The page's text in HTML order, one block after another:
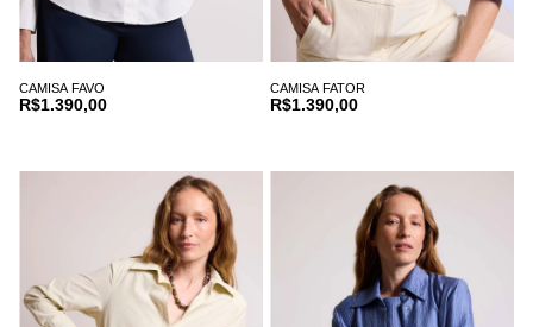
CAMISA FAVO
R$1.390,00
CAMISA FATOR
R$1.390,00